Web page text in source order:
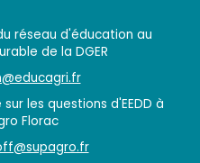
réseau d'éducation au
de la DGER
les questions d'EEDD à
Florac